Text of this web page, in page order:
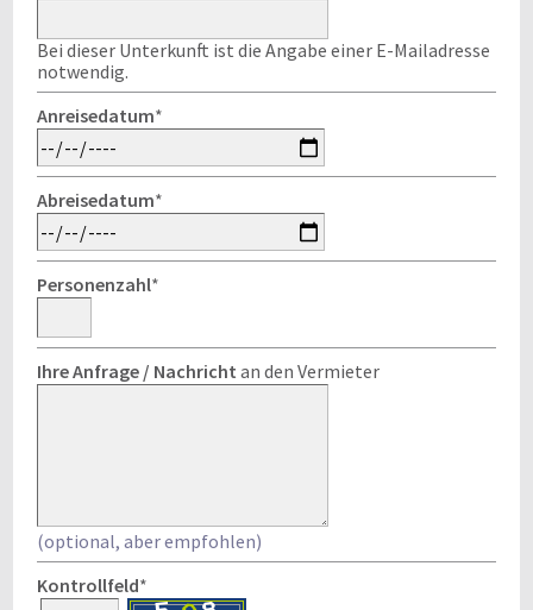
Bei dieser Unterkunft ist die Angabe einer E-Mailadresse
notwendig.
Anreisedatum*
Abreisedatum*
Personenzahl*
Ihre Anfrage / Nachricht an den Vermieter
(optional, aber empfohlen)
Kontrollfeld*